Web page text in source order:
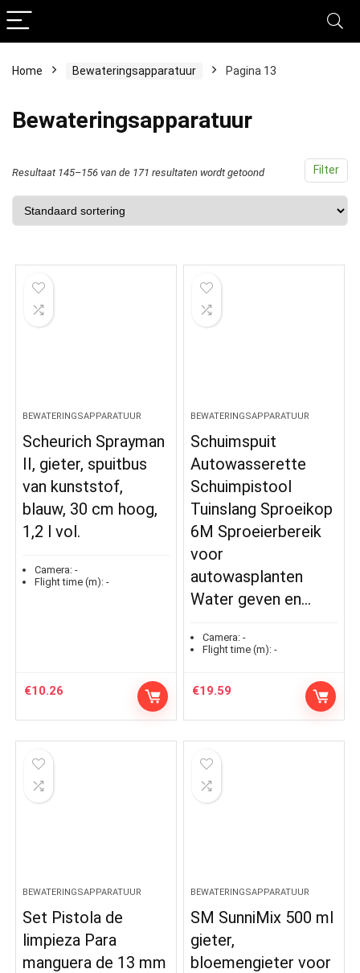
Home Bewateringsapparatuur Pagina 13
Bewateringsapparatuur
Filter
Resultaat 145–156 van de 171 resultaten wordt getoond
BEWATERINGSAPPARATUUR
Scheurich Sprayman
II, gieter, spuitbus
van kunststof,
blauw, 30 cm hoog,
1,2 l vol.
Camera: -
Flight time (m): -
€10.26
BEWATERINGSAPPARATUUR
Schuimspuit
Autowasserette
Schuimpistool
Tuinslang Sproeikop
6M Sproeierbereik
voor
autowasplanten
Water geven en…
Camera: -
Flight time (m): -
€19.59
BEWATERINGSAPPARATUUR
Set Pistola de
limpieza Para
manguera de 13 mm
BEWATERINGSAPPARATUUR
SM SunniMix 500 ml
gieter,
bloemengieter voor